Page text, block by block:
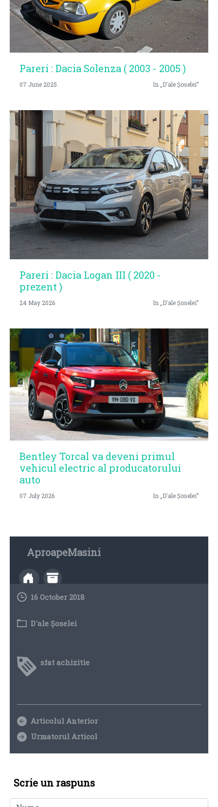
Pareri : Dacia Solenza ( 2003 - 2005 )
07 June 2025 In „D'ale Șoselei”
Pareri : Dacia Logan III ( 2020 -
prezent )
24 May 2026 In „D'ale Șoselei”
Bentley Torcal va deveni primul
vehicul electric al producatorului
auto
07 July 2026 In „D'ale Șoselei”
AproapeMasini
16 October 2018
D'ale Șoselei
sfat achizitie
Articolul Anterior
Urmatorul Articol
Scrie un raspuns